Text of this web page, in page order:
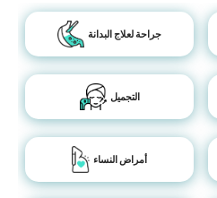
جراحة لعلاج البدانة
التجميل
أمراض النساء